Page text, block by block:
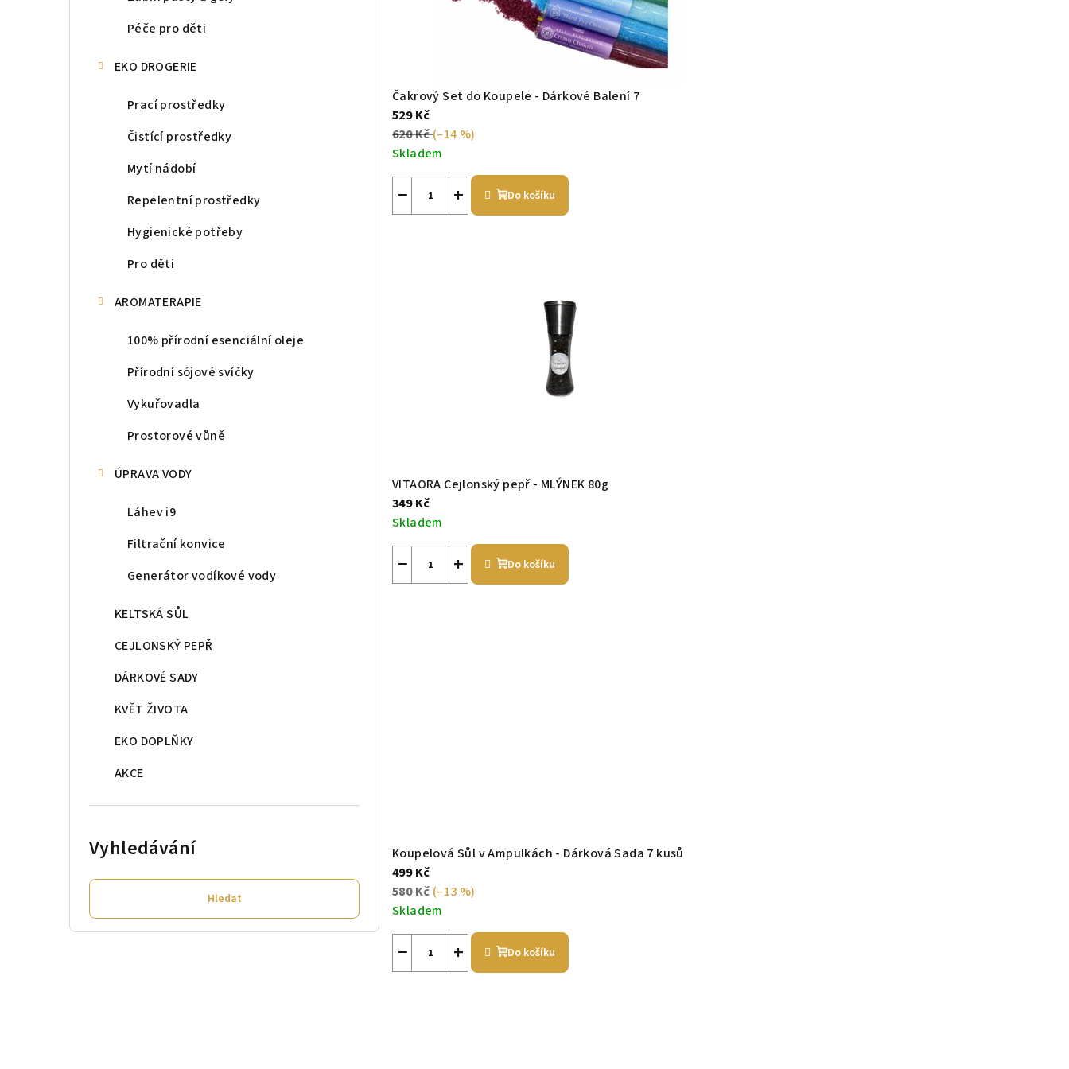
Péče pro děti
EKO DROGERIE
Prací prostředky
Čistící prostředky
Mytí nádobí
Repelentní prostředky
Hygienické potřeby
Pro děti
AROMATERAPIE
100% přírodní esenciální oleje
Přírodní sójové svíčky
Vykuřovadla
Prostorové vůně
ÚPRAVA VODY
Láhev i9
Filtrační konvice
Generátor vodíkové vody
KELTSKÁ SŮL
CEJLONSKÝ PEPŘ
DÁRKOVÉ SADY
KVĚT ŽIVOTA
EKO DOPLŇKY
AKCE
Vyhledávání
Hledat
Čakrový Set do Koupele - Dárkové Balení 7
529 Kč
620 Kč(–14 %)
Skladem
+
− Do košíku
VITAORA Cejlonský pepř - MLÝNEK 80g
349 Kč
Skladem
+
− Do košíku
Koupelová Sůl v Ampulkách - Dárková Sada 7 kusů
499 Kč
580 Kč(–13 %)
Skladem
+
− Do košíku